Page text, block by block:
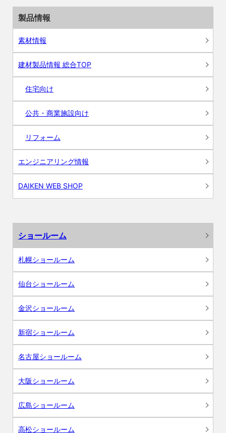
製品情報
素材情報
建材製品情報 総合TOP
住宅向け
公共・商業施設向け
リフォーム
エンジニアリング情報
DAIKEN WEB SHOP
ショールーム
札幌ショールーム
仙台ショールーム
金沢ショールーム
新宿ショールーム
名古屋ショールーム
大阪ショールーム
広島ショールーム
高松ショールーム